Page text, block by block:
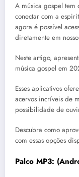
A música gospel tem
conectar com a
agora é possível
diretamente em
Neste artigo,
música gospel em
Esses aplicativos
acervos incríveis de
possibilidade de
Descubra como
com essas opções
Palco MP3: (